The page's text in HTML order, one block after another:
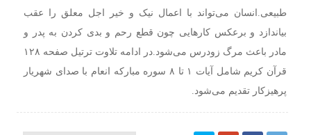
طبیعی.انسان می‌تواند با اعمال نیک و خیر اجل معلق را عقب
بیاندازد و برعکس کارهایی چون قطع رحم و بدی کردن به پدر و
مادر باعث مرگ زودرس می‌شود.
در ادامه تلاوت ترتیل صفحه ۱۲۸
قرآن کریم شامل آیات ۱ تا ۸ سوره مبارکه انعام با صدای شهریار
پرهیزکار تقدیم می‌شود.